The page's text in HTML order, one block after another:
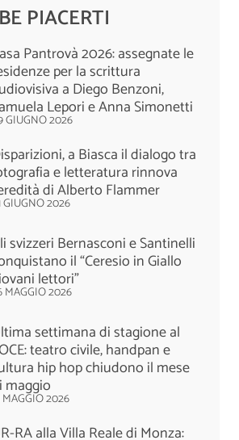
PIACERTI
Pantrovà 2026: assegnate le
per la scrittura
a Diego Benzoni,
Lepori e Anna Simonetti
GIUGNO 2026
a Biasca il dialogo tra
e letteratura rinnova
di Alberto Flammer
GIUGNO 2026
svizzeri Bernasconi e Santinelli
il “Ceresio in Giallo
lettori"
MAGGIO 2026
settimana di stagione al
teatro civile, handpan e
hip hop chiudono il mese
maggio
MAGGIO 2026
RA alla Villa Reale di Monza: